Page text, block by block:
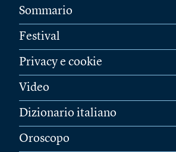
Sommario
Festival
Privacy e cookie
Video
Dizionario italiano
Oroscopo